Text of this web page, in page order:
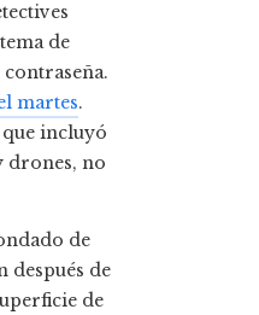
de
martes.
que incluyó
drones, no
de
después de
de